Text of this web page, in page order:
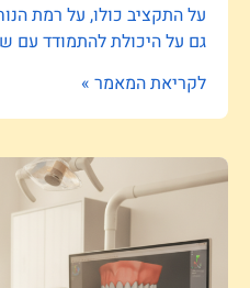
על התקציב כולו, על רמת
גם על היכולת להתמודד עם
לקריאת המאמר »